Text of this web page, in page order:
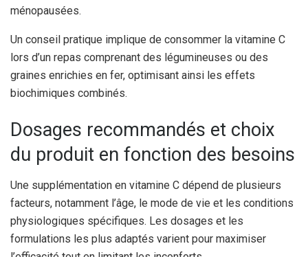
ménopausées.
Un conseil pratique implique de consommer la vitamine C
lors d’un repas comprenant des légumineuses ou des
graines enrichies en fer, optimisant ainsi les effets
biochimiques combinés.
Dosages recommandés et choix
du produit en fonction des besoins
Une supplémentation en vitamine C dépend de plusieurs
facteurs, notamment l’âge, le mode de vie et les conditions
physiologiques spécifiques. Les dosages et les
formulations les plus adaptés varient pour maximiser